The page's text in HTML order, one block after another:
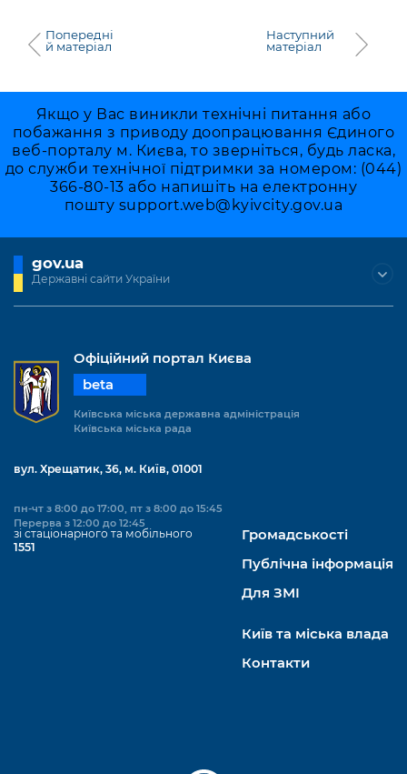
Попередні
й матеріал
Наступний
матеріал
Якщо у Вас виникли технічні питання або
побажання з приводу доопрацювання Єдиного
веб-порталу м. Києва, то зверніться, будь ласка,
до служби технічної підтримки за номером: (044)
366-80-13 або напишіть на електронну
пошту support.web@kyivcity.gov.ua
gov.ua
Державні сайти України
Офіційний портал Києва
beta
Київська міська державна адміністрація
Київська міська рада
вул. Хрещатик, 36, м. Київ, 01001
пн-чт з 8:00 до 17:00, пт з 8:00 до 15:45
Перерва з 12:00 до 12:45
зі стаціонарного та мобільного
1551
Громадськості
Публічна інформація
Для ЗМІ
Київ та міська влада
Контакти